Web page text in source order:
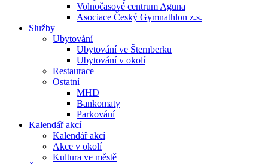
Volnočasové centrum Aguna
Asociace Český Gymnathlon z.s.
Služby
Ubytování
Ubytování ve Šternberku
Ubytování v okolí
Restaurace
Ostatní
MHD
Bankomaty
Parkování
Kalendář akcí
Kalendář akcí
Akce v okolí
Kultura ve městě